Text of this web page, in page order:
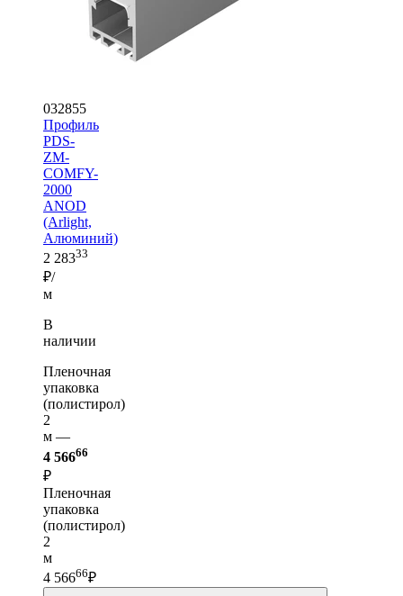
032855
Профиль
PDS-
ZM-
COMFY-
2000
ANOD
(Arlight,
Алюминий)
2 28333
₽/
м
В
наличии
Пленочная
упаковка
(полистирол)
2
м —
4 56666
₽
Пленочная
упаковка
(полистирол)
2
м
4 56666₽